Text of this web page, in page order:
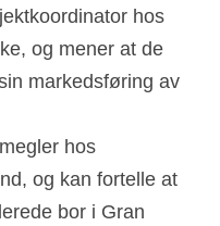
hos
og mener at de
markedsføring av
hos
og kan fortelle at
bor i Gran